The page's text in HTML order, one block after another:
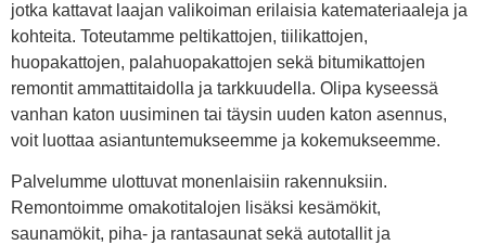
jotka kattavat laajan valikoiman erilaisia katemateriaaleja ja
kohteita. Toteutamme peltikattojen, tiilikattojen,
huopakattojen, palahuopakattojen sekä bitumikattojen
remontit ammattitaidolla ja tarkkuudella. Olipa kyseessä
vanhan katon uusiminen tai täysin uuden katon asennus,
voit luottaa asiantuntemukseemme ja kokemukseemme.
Palvelumme ulottuvat monenlaisiin rakennuksiin.
Remontoimme omakotitalojen lisäksi kesämökit,
saunamökit, piha- ja rantasaunat sekä autotallit ja